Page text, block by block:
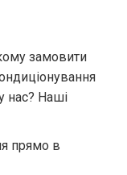
замовити
нас? Наші
прямо в